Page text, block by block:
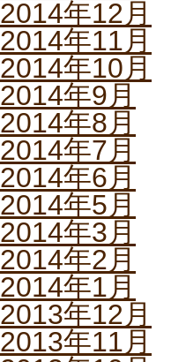
2014年12月
2014年11月
2014年10月
2014年9月
2014年8月
2014年7月
2014年6月
2014年5月
2014年3月
2014年2月
2014年1月
2013年12月
2013年11月